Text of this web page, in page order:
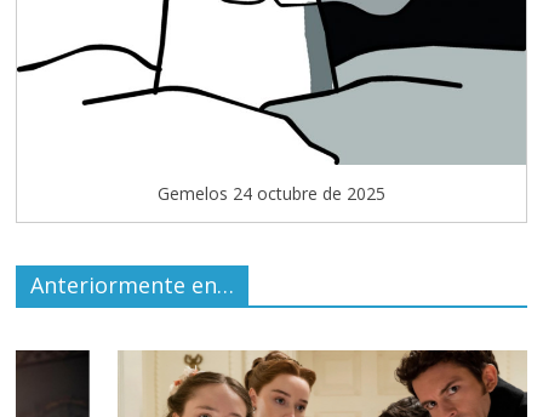
Gemelos 24 octubre de 2025
Anteriormente en…